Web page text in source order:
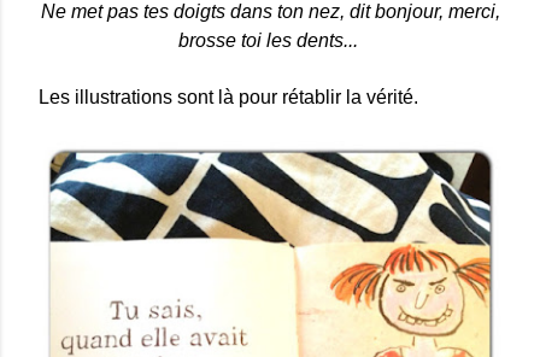
Ne met pas tes doigts dans ton nez, dit bonjour, merci,
brosse toi les dents...
Les illustrations sont là pour rétablir la vérité.